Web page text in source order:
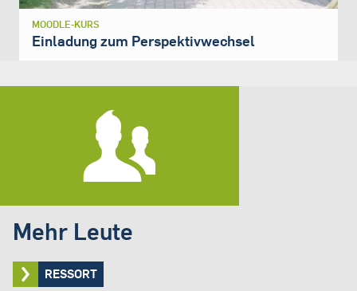
MOODLE-KURS
Einladung zum Perspektivwechsel
Mehr Leute
RESSORT